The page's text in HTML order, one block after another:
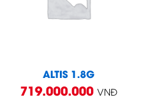
ALTIS 1.8G
719.000.000 VNĐ